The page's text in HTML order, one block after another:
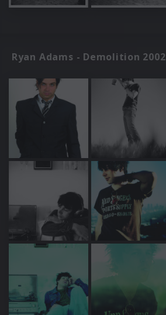
Ryan Adams - Demolition 2002